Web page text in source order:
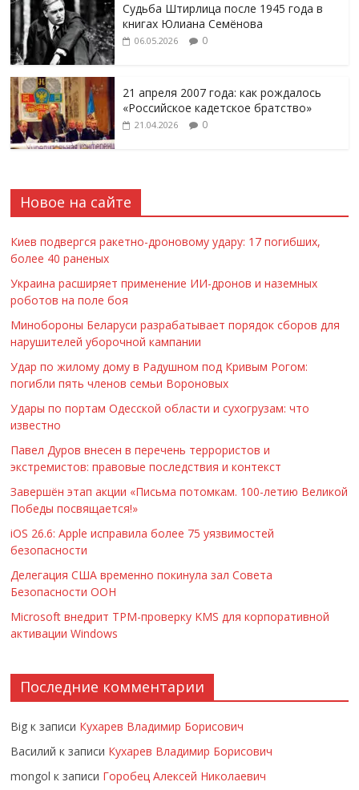
Судьба Штирлица после 1945 года в
книгах Юлиана Семёнова
06.05.2026 0
21 апреля 2007 года: как рождалось
«Российское кадетское братство»
21.04.2026 0
Новое на сайте
Киев подвергся ракетно-дроновому удару: 17 погибших,
более 40 раненых
Украина расширяет применение ИИ-дронов и наземных
роботов на поле боя
Минобороны Беларуси разрабатывает порядок сборов для
нарушителей уборочной кампании
Удар по жилому дому в Радушном под Кривым Рогом:
погибли пять членов семьи Вороновых
Удары по портам Одесской области и сухогрузам: что
известно
Павел Дуров внесен в перечень террористов и
экстремистов: правовые последствия и контекст
Завершён этап акции «Письма потомкам. 100-летию Великой
Победы посвящается!»
iOS 26.6: Apple исправила более 75 уязвимостей
безопасности
Делегация США временно покинула зал Совета
Безопасности ООН
Microsoft внедрит TPM-проверку KMS для корпоративной
активации Windows
Последние комментарии
Big к записи Кухарев Владимир Борисович
Василий к записи Кухарев Владимир Борисович
mongol к записи Горобец Алексей Николаевич